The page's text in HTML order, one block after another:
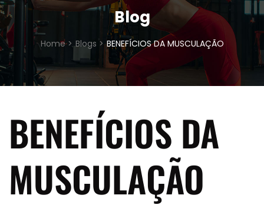
Blog
Home > Blogs > BENEFÍCIOS DA MUSCULAÇÃO
BENEFÍCIOS DA
MUSCULAÇÃO